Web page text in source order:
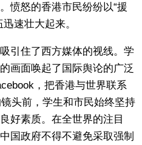
愤怒的香港市民纷纷以“援
速壮大起来。
引住了西方媒体的视线。学
画面唤起了国际舆论的广泛
，把香港与世界联系
头前，学生和市民始终坚持
好素质。在全世界的注目
国政府不得不避免采取强制